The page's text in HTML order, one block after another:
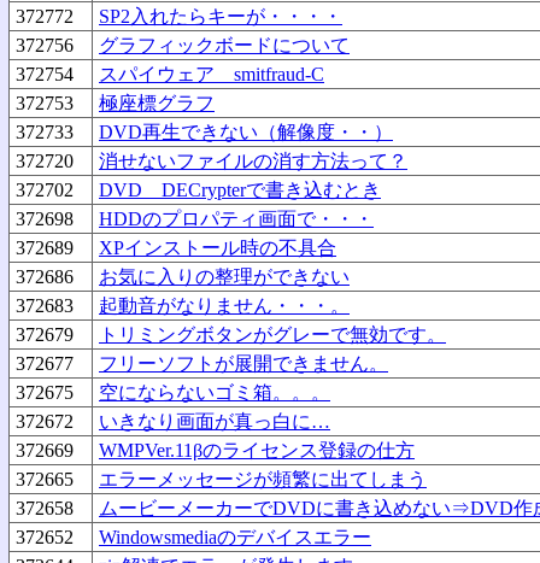
372772
SP2入れたらキーが・・・・
372756
グラフィックボードについて
372754
スパイウェア smitfraud-C
372753
極座標グラフ
372733
DVD再生できない（解像度・・）
372720
消せないファイルの消す方法って？
372702
DVD DECrypterで書き込むとき
372698
HDDのプロパティ画面で・・・
372689
XPインストール時の不具合
372686
お気に入りの整理ができない
372683
起動音がなりません・・・。
372679
トリミングボタンがグレーで無効です。
372677
フリーソフトが展開できません。
372675
空にならないゴミ箱。。。
372672
いきなり画面が真っ白に…
372669
WMPVer.11βのライセンス登録の仕方
372665
エラーメッセージが頻繁に出てしまう
372658
ムービーメーカーでDVDに書き込めない⇒DVD作
372652
Windowsmediaのデバイスエラー